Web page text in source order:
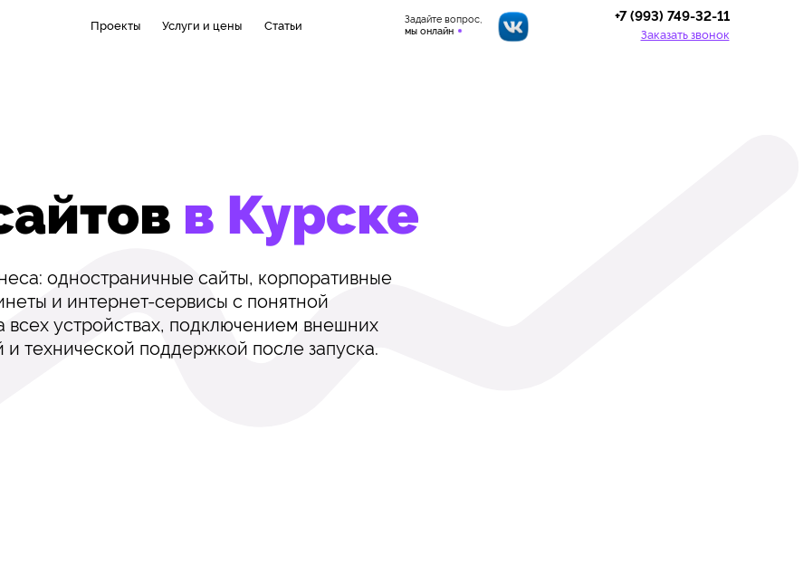
Проекты Услуги и цены Статьи
+7 (993) 749-32-11
Заказать звонок
Задайте вопрос,
мы онлайн
в Курске
одностраничные сайты, корпоративные
и интернет-сервисы с понятной
устройствах, подключением внешних
технической поддержкой после запуска.